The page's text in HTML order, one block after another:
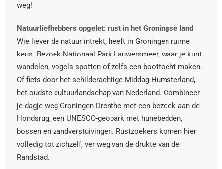
weg!
Natuurliefhebbers opgelet: rust in het Groningse land
Wie liever de natuur intrekt, heeft in Groningen ruime
keus. Bezoek Nationaal Park Lauwersmeer, waar je kunt
wandelen, vogels spotten of zelfs een boottocht maken.
Of fiets door het schilderachtige Middag-Humsterland,
het oudste cultuurlandschap van Nederland. Combineer
je dagje weg Groningen Drenthe met een bezoek aan de
Hondsrug, een UNESCO-geopark met hunebedden,
bossen en zandverstuivingen. Rustzoekers komen hier
volledig tot zichzelf, ver weg van de drukte van de
Randstad.